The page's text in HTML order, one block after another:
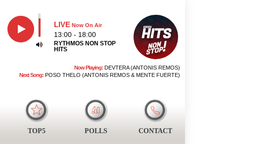
LIVE Now On Air
13:00 - 18:00
RYTHMOS NON STOP
HITS
Now Playing: DEVTERA (ANTONIS REMOS)
Next Song: POSO THELO (ANTONIS REMOS & MENTE FUERTE)
TOP5 POLLS CONTACT